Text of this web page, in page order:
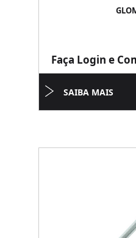
Faça Login e
SAIBA MAIS